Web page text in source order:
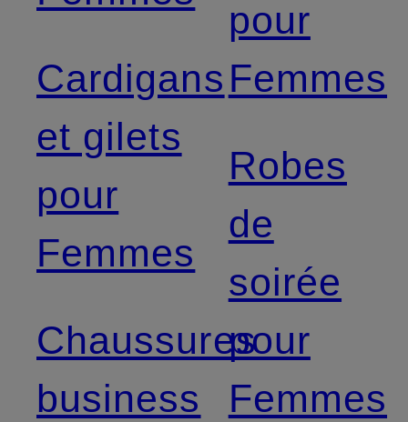
Cardigans
et gilets
pour
Femmes
Chaussures
business
pour
Femmes
Robes
de
soirée
pour
Femmes